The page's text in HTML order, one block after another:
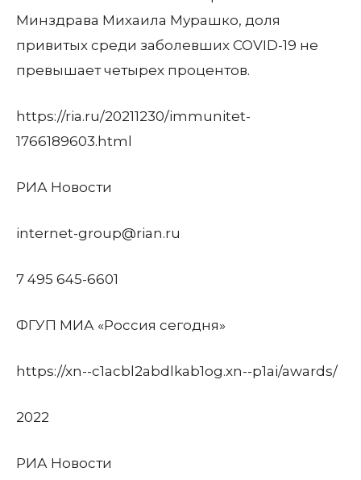
Минздрава Михаила Мурашко, доля
привитых среди заболевших COVID-19 не
превышает четырех процентов.
https://ria.ru/20211230/immunitet-
1766189603.html
РИА Новости
internet-group@rian.ru
7 495 645-6601
ФГУП МИА «Россия сегодня»
https://xn--c1acbl2abdlkab1og.xn--p1ai/awards/
2022
РИА Новости